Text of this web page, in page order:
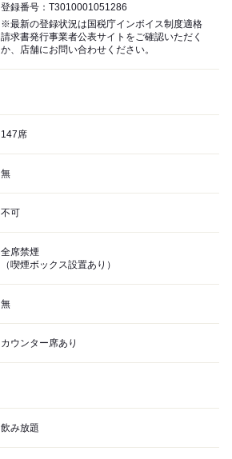
登録番号：T3010001051286
※最新の登録状況は国税庁インボイス制度適格
請求書発行事業者公表サイトをご確認いただく
か、店舗にお問い合わせください。
147席
無
不可
全席禁煙
（喫煙ボックス設置あり）
無
カウンター席あり
飲み放題